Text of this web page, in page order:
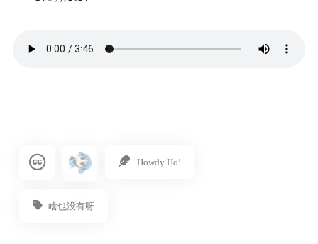
Howdy Ho!
啥也没有呀